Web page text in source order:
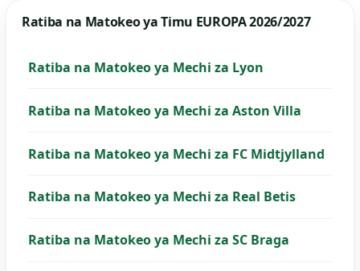
Ratiba na Matokeo ya Timu EUROPA 2026/2027
Ratiba na Matokeo ya Mechi za Lyon
Ratiba na Matokeo ya Mechi za Aston Villa
Ratiba na Matokeo ya Mechi za FC Midtjylland
Ratiba na Matokeo ya Mechi za Real Betis
Ratiba na Matokeo ya Mechi za SC Braga